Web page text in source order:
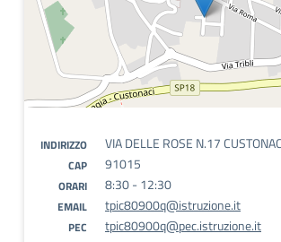
INDIRIZZO VIA DELLE ROSE N.17
CAP 91015
ORARI 8:30 - 12:30
EMAIL tpic80900q@istruzione.it
PEC tpic80900q@pec.istruzione.it